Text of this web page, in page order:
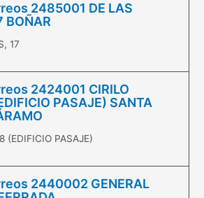
2485001 DE LAS
BOÑAR
17
2424001 CIRILO
PASAJE) SANTA
(EDIFICIO PASAJE)
2440002 GENERAL